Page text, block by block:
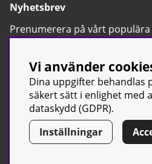
Nyhetsbrev
Prenumerera på vårt
tips, nyheter och våra allra
© Sport & Gym Butiken JTC AB |
| Org.nr: 556668-7058 | Tel: 0500-42
Vi använder
Dina uppgifter behandlas
säkert sätt i enlighet med
dataskydd (GDPR).
Inställningar